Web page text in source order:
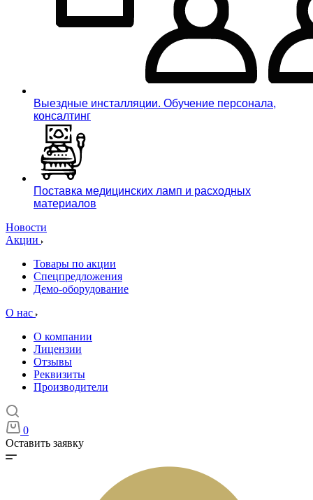
Выездные инсталляции. Обучение персонала,
консалтинг
Поставка медицинских ламп и расходных
материалов
Новости
Акции
Товары по акции
Спецпредложения
Демо-оборудование
О нас
О компании
Лицензии
Отзывы
Реквизиты
Производители
0
Оставить заявку